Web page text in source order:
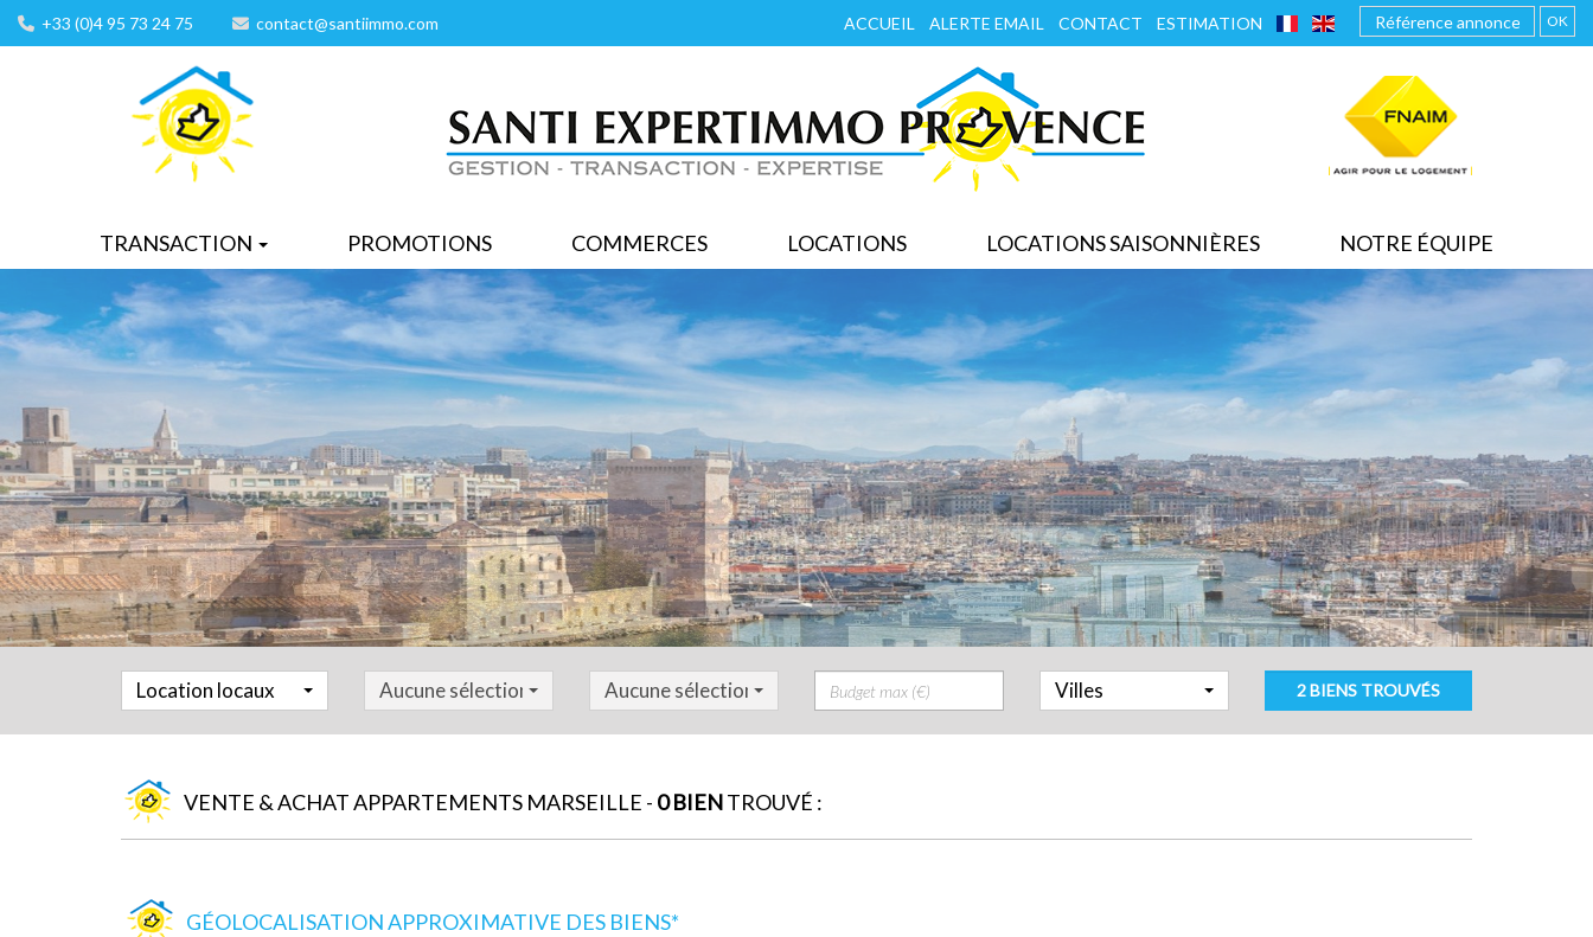
+33 (0)4 95 73 24 75 contact@santiimmo.com FRANÇAISENGLISH
ACCUEIL ALERTE EMAIL CONTACT ESTIMATION OK
TRANSACTION PROMOTIONS COMMERCES LOCATIONS LOCATIONS SAISONNIÈRES NOTRE ÉQUIPE
Location locaux Aucune sélection Aucune sélection Prix Villes 2 BIENS TROUVÉS
VENTE & ACHAT APPARTEMENTS MARSEILLE - 0 BIENTROUVÉ :
GÉOLOCALISATION APPROXIMATIVE DES BIENS*